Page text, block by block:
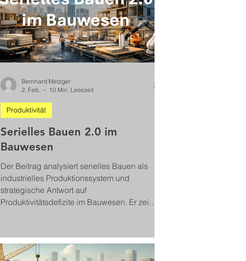
Serielles Bauen 2.0 im
Bauwesen
Der Beitrag analysiert serielles Bauen als
industrielles Produktionssystem und
strategische Antwort auf
Produktivitätsdefizite im Bauwesen. Er zeigt,
Qualität und Wirtschaftlichkeit ermöglichen.
Produktivität
Bernhard Metzger
2. Feb.
10 Min. Lesezeit